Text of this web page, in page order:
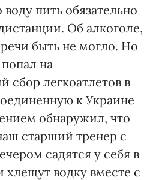
пить обязательно
Об алкоголе,
быть не могло. Но
на
сбор легкоатлетов в
к Украине
обнаружил, что
старший тренер с
садятся у себя в
хлещут водку вместе с